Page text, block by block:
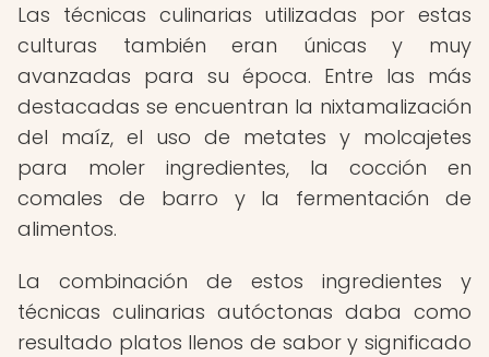
Las técnicas culinarias utilizadas por estas
culturas también eran únicas y muy
avanzadas para su época. Entre las más
destacadas se encuentran la nixtamalización
del maíz, el uso de metates y molcajetes
para moler ingredientes, la cocción en
comales de barro y la fermentación de
alimentos.
La combinación de estos ingredientes y
técnicas culinarias autóctonas daba como
resultado platos llenos de sabor y significado